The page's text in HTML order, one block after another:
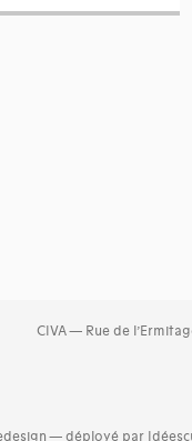
CIVA — Rue de
—déployé par